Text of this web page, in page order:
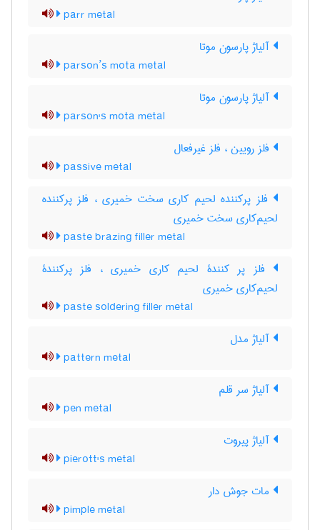
parr metal
آلیاژ پارسون موتا
parson’s mota metal
آلیاژ پارسون موتا
parson's mota metal
فلز رویین ، فلز غیرفعال
passive metal
فلز پرکننده لحیم کاری سخت خمیری ، فلز پرکننده
لحیم‌کاری سخت خمیری
paste brazing filler metal
فلز پر کنندۀ لحیم کاری خمیری ، فلز پرکنندۀ
لحیم‌کاری خمیری
paste soldering filler metal
آلیاژ مدل
pattern metal
آلیاژ سر قلم
pen metal
آلیاژ پیروت
pierott's metal
مات جوش دار
pimple metal